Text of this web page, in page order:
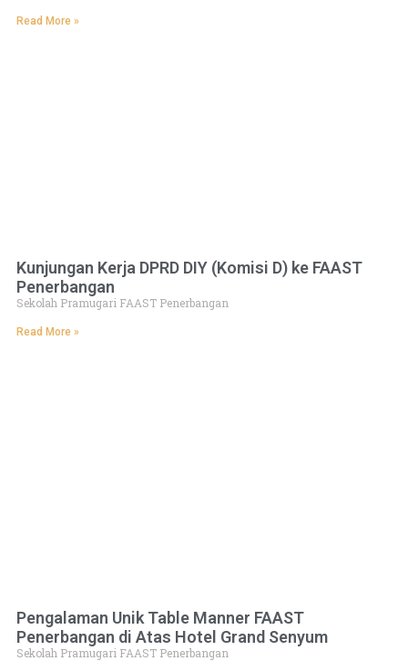
Read More »
Kunjungan Kerja DPRD DIY (Komisi D) ke FAAST
Penerbangan
Sekolah Pramugari FAAST Penerbangan
Read More »
Pengalaman Unik Table Manner FAAST
Penerbangan di Atas Hotel Grand Senyum
Sekolah Pramugari FAAST Penerbangan